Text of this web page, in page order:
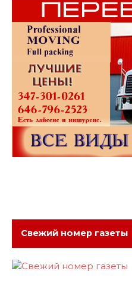
Свежий номер газеты